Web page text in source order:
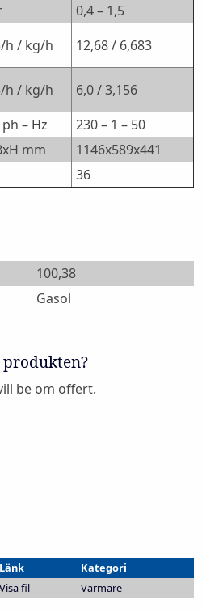
0,4 – 1,5
h / kg/h
12,68 / 6,683
h / kg/h
6,0 / 3,156
ph – Hz
230 – 1 – 50
mm
1146x589x441
36
100,38
Gasol
be om offert.
Länk
Kategori
Visa fil Värmare